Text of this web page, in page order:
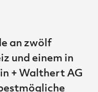
an zwölf
und einem in
+ Walthert AG